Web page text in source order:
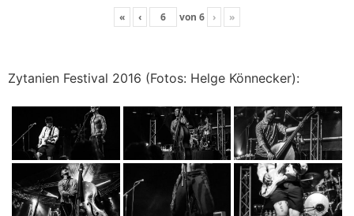
« ‹ von 6 › »
Zytanien Festival 2016 (Fotos: Helge Könnecker):